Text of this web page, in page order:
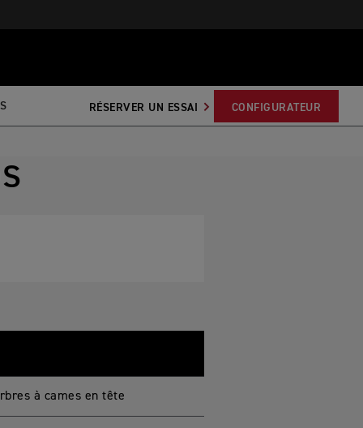
RÉSERVER UN ESSAI CONFIGURATEUR
à cames en tête